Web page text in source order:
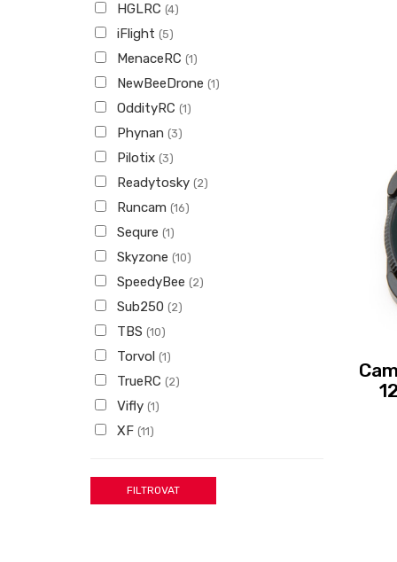
HGLRC (4)
iFlight (5)
MenaceRC (1)
NewBeeDrone (1)
OddityRC (1)
Phynan (3)
Pilotix (3)
Readytosky (2)
Runcam (16)
Sequre (1)
Skyzone (10)
SpeedyBee (2)
Sub250 (2)
TBS (10)
Torvol (1)
TrueRC (2)
Vifly (1)
XF (11)